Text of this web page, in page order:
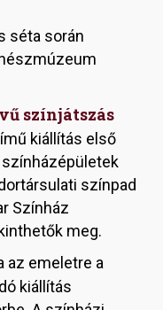
séta során
színjátszás
kiállítás első
színpad
Színház
meg.
az emeletre a
kiállítás